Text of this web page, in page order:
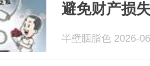
避免财产损
半壁胭脂色 2026-